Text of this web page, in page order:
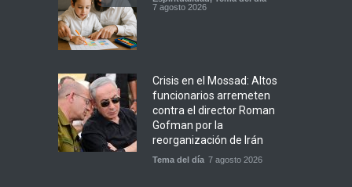
7 agosto 2026
Crisis en el Mossad: Altos
funcionarios arremeten
contra el director Roman
Gofman por la
reorganización de Irán
Tema del día 7 agosto 2026